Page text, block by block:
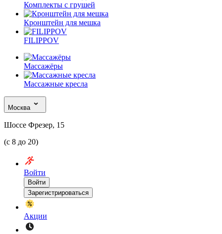
Комплекты с грушей
Кронштейн для мешка
FILIPPOV
Массажёры
Массажные кресла
Москва
Шоссе Фрезер, 15
(с 8 до 20)
Войти
Войти
Зарегистрироваться
Акции